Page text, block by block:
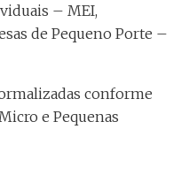
– MEI,
de Pequeno Porte –
conforme
e Pequenas